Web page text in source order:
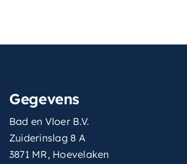
Gegevens
Bad en Vloer B.V.
Zuiderinslag 8 A
3871 MR, Hoevelaken